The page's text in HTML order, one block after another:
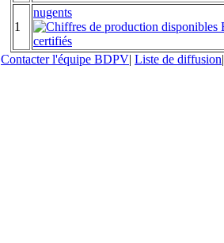
1
nugents
Contacter l'équipe BDPV| Liste de diffusion